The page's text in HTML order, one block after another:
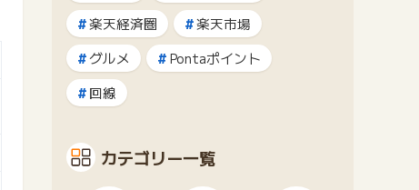
楽天経済圏
楽天市場
グルメ
Pontaポイント
回線
カテゴリー一覧